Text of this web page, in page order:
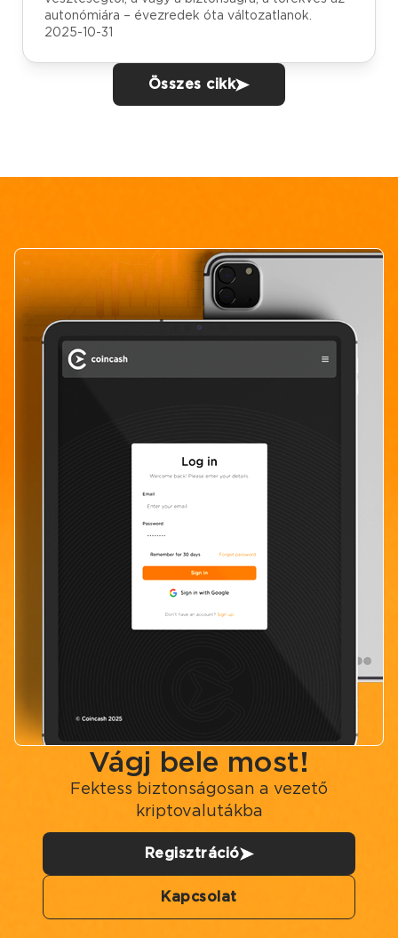
autonómiára – évezredek óta változatlanok.
2025-10-31
Összes cikk
Vágj bele most!
Fektess biztonságosan a vezető
kriptovalutákba
Regisztráció
Kapcsolat